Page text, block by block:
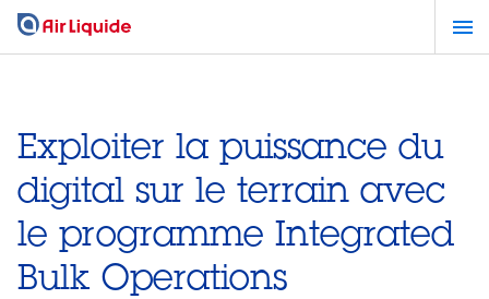
Aller
Exploiter la puissance du
digital sur le terrain avec
le programme Integrated
Bulk Operations